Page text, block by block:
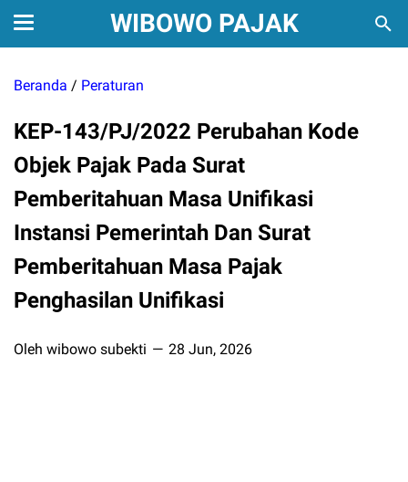
WIBOWO PAJAK
Beranda / Peraturan
KEP-143/PJ/2022 Perubahan Kode
Objek Pajak Pada Surat
Pemberitahuan Masa Unifikasi
Instansi Pemerintah Dan Surat
Pemberitahuan Masa Pajak
Penghasilan Unifikasi
Oleh wibowo subekti 28 Jun, 2026